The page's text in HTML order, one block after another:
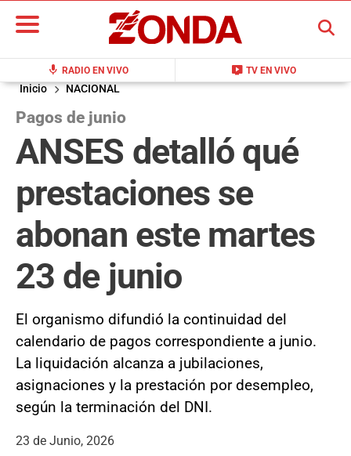
mic RADIO EN VIVO live_tv TV EN VIVO
BUSCAR
Inicio NACIONAL
Pagos de junio
ANSES detalló qué
prestaciones se
abonan este martes
23 de junio
El organismo difundió la continuidad del
calendario de pagos correspondiente a junio.
La liquidación alcanza a jubilaciones,
asignaciones y la prestación por desempleo,
según la terminación del DNI.
23 de Junio, 2026